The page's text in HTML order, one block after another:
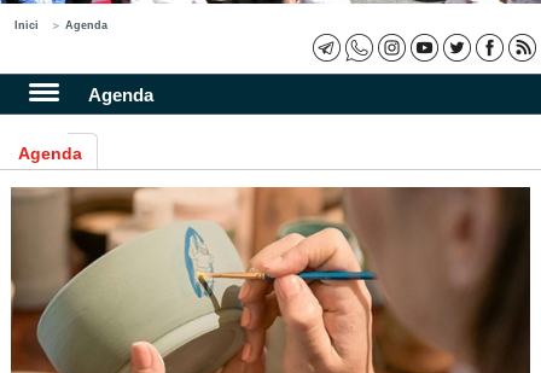
Inici Agenda
Agenda
Agenda